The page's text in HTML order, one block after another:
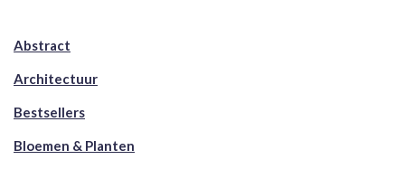
Abstract
Architectuur
Bestsellers
Bloemen & Planten